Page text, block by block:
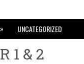
» UNCATEGORIZED
1 & 2